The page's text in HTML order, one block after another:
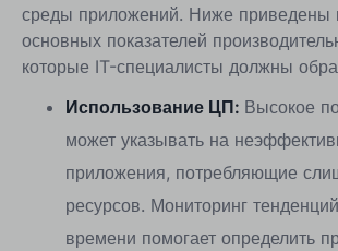
среды приложений. Ниже приведены
основных показателей
которые IT-специалисты должны
Использование ЦП: Высокое
может указывать на
приложения, потребляющие
ресурсов. Мониторинг
времени помогает определить